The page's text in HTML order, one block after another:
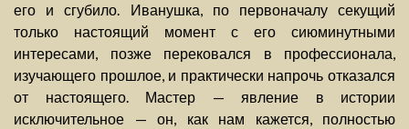
его и сгубило. Иванушка, по первоначалу секущий
только настоящий момент с его сиюминутными
интересами, позже перековался в профессионала,
изучающего прошлое, и практически напрочь отказался
от настоящего. Мастер — явление в истории
исключительное — он, как нам кажется, полностью